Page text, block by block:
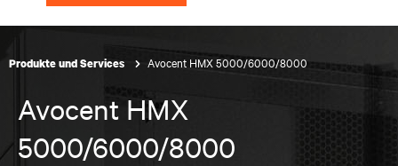
Produkte und Services Avocent HMX 5000/6000/8000
Avocent HMX
5000/6000/8000